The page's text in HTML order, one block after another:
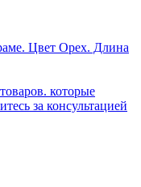
Цвет Орех. Длина
которые
за консультацией